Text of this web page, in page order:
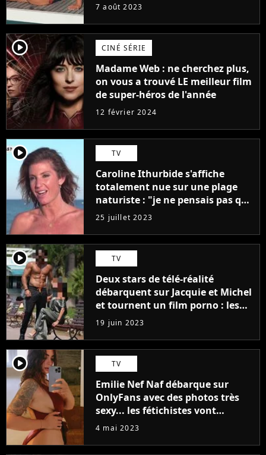
7 août 2023
player2 CINÉ SÉRIE
Madame Web : ne cherchez plus,
on vous a trouvé LE meilleur film
de super-héros de l'année
12 février 2024
player2 TV
Caroline Ithurbide s'affiche
totalement nue sur une plage
naturiste : "je ne pensais pas que
j'arriverais à le faire..."
25 juillet 2023
player2 TV
Deux stars de télé-réalité
débarquent sur Jacquie et Michel
et tournent un film porno : les
premières images du tournage
(exclu)
19 juin 2023
player2 TV
Emilie Nef Naf débarque sur
OnlyFans avec des photos très
sexy... les fétichistes vont
prendre leur pied !
4 mai 2023